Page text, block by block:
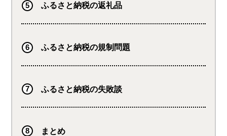
ふるさと納税の返礼品
ふるさと納税の規制問題
ふるさと納税の失敗談
まとめ